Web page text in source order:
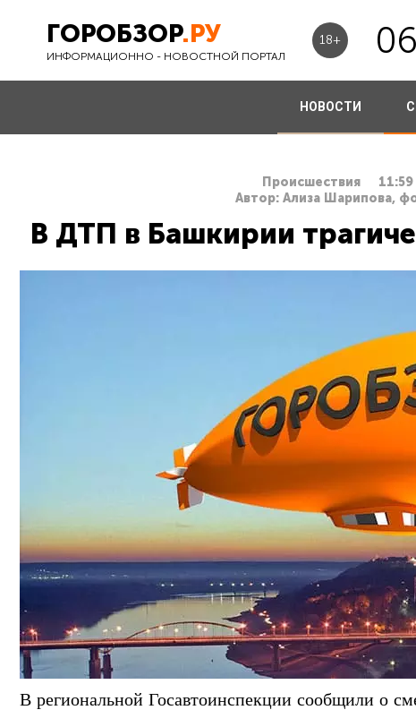
ГОРОБЗОР.РУ
ИНФОРМАЦИОННО - НОВОСТНОЙ ПОРТАЛ
18+ 06
НОВОСТИ
Происшествия 11:59
Автор: Ализа Шарипова,
В ДТП в Башкирии
В региональной Госавтоинспекции сообщили о